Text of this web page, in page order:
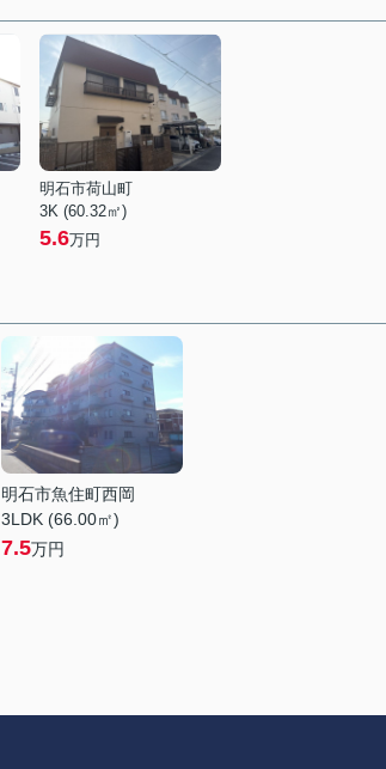
明石市荷山町
3K (60.32㎡)
5.6万円
明石市魚住町西岡
3LDK (66.00㎡)
7.5万円